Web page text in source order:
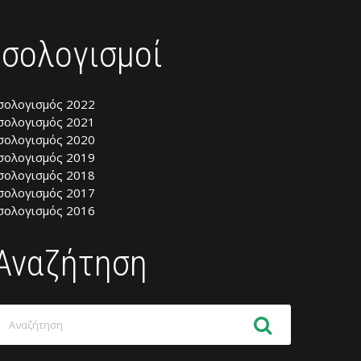
2022
2021
2020
2019
2018
2017
2016
για: